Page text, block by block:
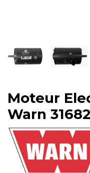
Moteur
Warn